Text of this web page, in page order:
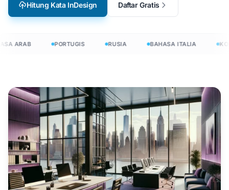
Hitung Kata InDesign Daftar Gratis
ARAB PORTUGIS RUSIA BAHASA ITALIA